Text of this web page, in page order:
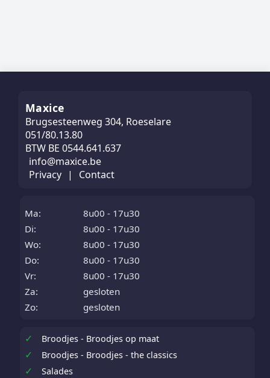
Maxice
Brugsesteenweg 304, Roeselare
051/80.13.80
BTW BE 0544.641.637
info@maxice.be
Privacy
| Contact
Ma:
8u00 - 17u30
Di:
8u00 - 17u30
Wo:
8u00 - 17u30
Do:
8u00 - 17u30
Vr:
8u00 - 17u30
Za:
gesloten
Zo:
gesloten
✓ Broodjes - Broodjes op maat
✓ Broodjes - Broodjes - the classics
✓ Salades